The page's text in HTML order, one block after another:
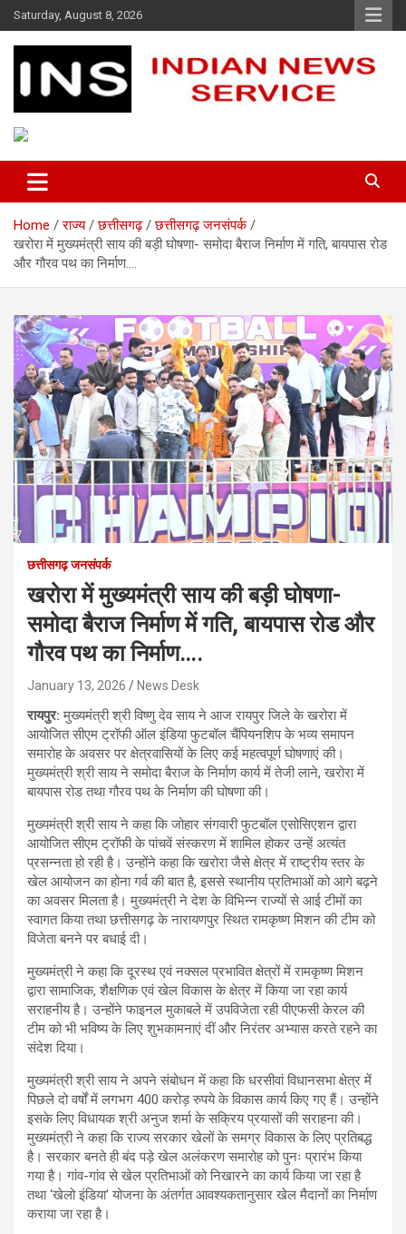
Skip
to
content
Saturday, August 8, 2026
Indian News Service
Home राज्य छत्तीसगढ़
छत्तीसगढ़ जनसंपर्क
खरोरा में मुख्यमंत्री साय की बड़ी घोषणा- समोदा बैराज निर्माण में गति, बायपास रोड
और गौरव पथ का निर्माण….
छत्तीसगढ़ जनसंपर्क
खरोरा में मुख्यमंत्री साय की बड़ी घोषणा-
समोदा बैराज निर्माण में गति, बायपास रोड और
गौरव पथ का निर्माण….
January 13, 2026 News Desk
रायपुर:मुख्यमंत्री श्री विष्णु देव साय ने आज रायपुर जिले के खरोरा में
आयोजित सीएम ट्रॉफी ऑल इंडिया फुटबॉल चैंपियनशिप के भव्य समापन
समारोह के अवसर पर क्षेत्रवासियों के लिए कई महत्वपूर्ण घोषणाएं की।
मुख्यमंत्री श्री साय ने समोदा बैराज के निर्माण कार्य में तेजी लाने, खरोरा में
बायपास रोड तथा गौरव पथ के निर्माण की घोषणा की।
मुख्यमंत्री श्री साय ने कहा कि जोहार संगवारी फुटबॉल एसोसिएशन द्वारा
आयोजित सीएम ट्रॉफी के पांचवें संस्करण में शामिल होकर उन्हें अत्यंत
प्रसन्नता हो रही है। उन्होंने कहा कि खरोरा जैसे क्षेत्र में राष्ट्रीय स्तर के
खेल आयोजन का होना गर्व की बात है, इससे स्थानीय प्रतिभाओं को आगे बढ़ने
का अवसर मिलता है। मुख्यमंत्री ने देश के विभिन्न राज्यों से आई टीमों का
स्वागत किया तथा छत्तीसगढ़ के नारायणपुर स्थित रामकृष्ण मिशन की टीम को
विजेता बनने पर बधाई दी।
मुख्यमंत्री ने कहा कि दूरस्थ एवं नक्सल प्रभावित क्षेत्रों में रामकृष्ण मिशन
द्वारा सामाजिक, शैक्षणिक एवं खेल विकास के क्षेत्र में किया जा रहा कार्य
सराहनीय है। उन्होंने फाइनल मुकाबले में उपविजेता रही पीएफसी केरल की
टीम को भी भविष्य के लिए शुभकामनाएं दीं और निरंतर अभ्यास करते रहने का
संदेश दिया।
मुख्यमंत्री श्री साय ने अपने संबोधन में कहा कि धरसीवां विधानसभा क्षेत्र में
पिछले दो वर्षों में लगभग 400 करोड़ रुपये के विकास कार्य किए गए हैं। उन्होंने
इसके लिए विधायक श्री अनुज शर्मा के सक्रिय प्रयासों की सराहना की।
मुख्यमंत्री ने कहा कि राज्य सरकार खेलों के समग्र विकास के लिए प्रतिबद्ध
है। सरकार बनते ही बंद पड़े खेल अलंकरण समारोह को पुनः प्रारंभ किया
गया है। गांव-गांव से खेल प्रतिभाओं को निखारने का कार्य किया जा रहा है
तथा ‘खेलो इंडिया’ योजना के अंतर्गत आवश्यकतानुसार खेल मैदानों का निर्माण
कराया जा रहा है।